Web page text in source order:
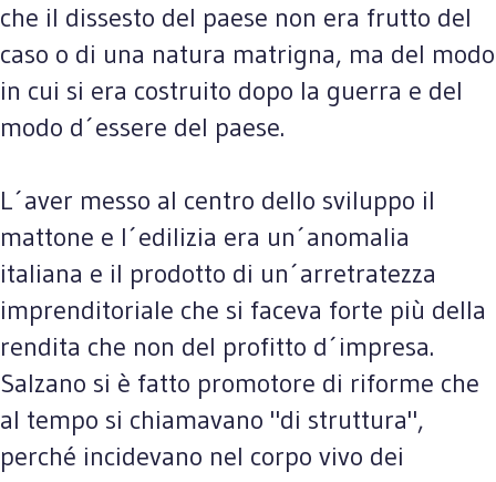
che il dissesto del paese non era frutto del
caso o di una natura matrigna, ma del modo
in cui si era costruito dopo la guerra e del
modo d´essere del paese.
L´aver messo al centro dello sviluppo il
mattone e l´edilizia era un´anomalia
italiana e il prodotto di un´arretratezza
imprenditoriale che si faceva forte più della
rendita che non del profitto d´impresa.
Salzano si è fatto promotore di riforme che
al tempo si chiamavano "di struttura",
perché incidevano nel corpo vivo dei